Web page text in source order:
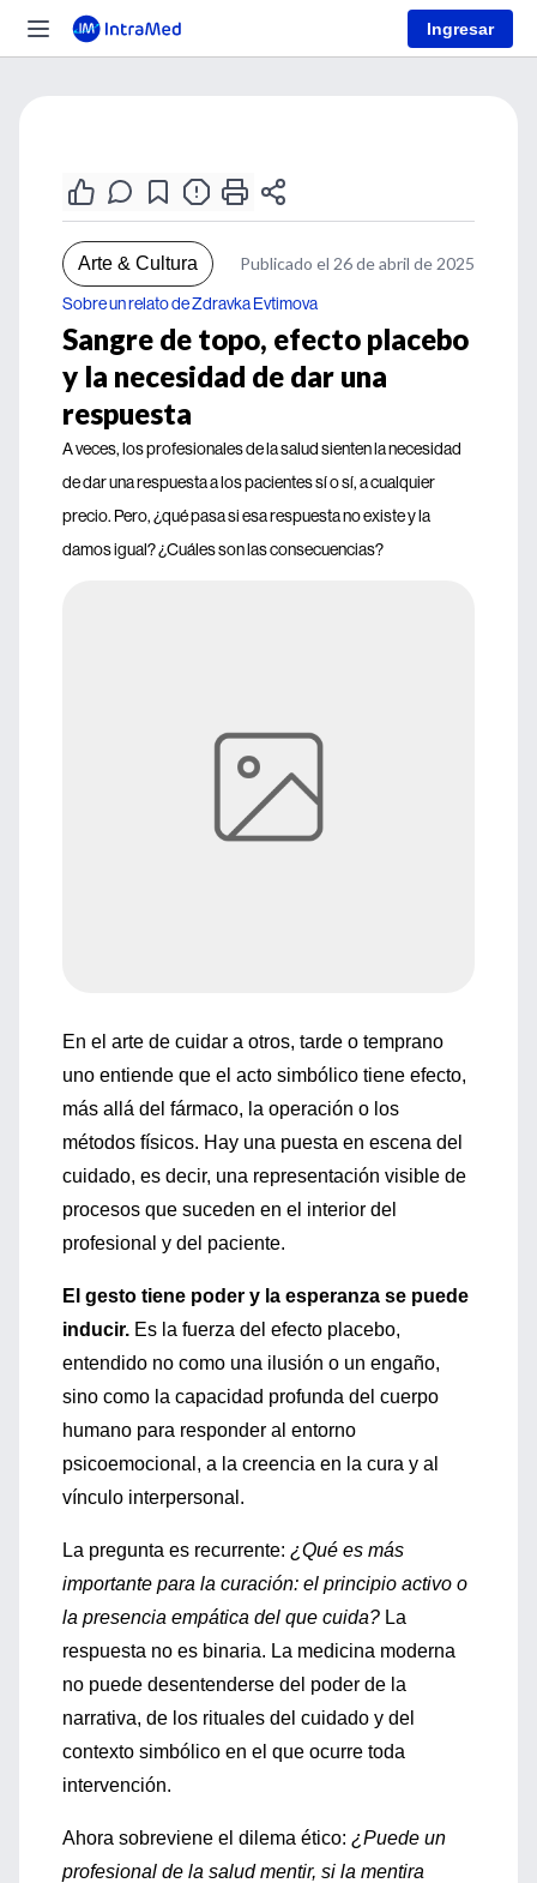
Ingresar
Arte & Cultura Publicado el 26 de abril de 2025
Sobre un relato de Zdravka Evtimova
Sangre de topo, efecto placebo
y la necesidad de dar una
respuesta
A veces, los profesionales de la salud sienten la necesidad
de dar una respuesta a los pacientes sí o sí, a cualquier
precio. Pero, ¿qué pasa si esa respuesta no existe y la
damos igual? ¿Cuáles son las consecuencias?
En el arte de cuidar a otros, tarde o temprano
uno entiende que el acto simbólico tiene efecto,
más allá del fármaco, la operación o los
métodos físicos. Hay una puesta en escena del
cuidado, es decir, una representación visible de
procesos que suceden en el interior del
profesional y del paciente.
El gesto tiene poder y la esperanza se puede
inducir. Es la fuerza del efecto placebo,
entendido no como una ilusión o un engaño,
sino como la capacidad profunda del cuerpo
humano para responder al entorno
psicoemocional, a la creencia en la cura y al
vínculo interpersonal.
La pregunta es recurrente: ¿Qué es más
importante para la curación: el principio activo o
la presencia empática del que cuida? La
respuesta no es binaria. La medicina moderna
no puede desentenderse del poder de la
narrativa, de los rituales del cuidado y del
contexto simbólico en el que ocurre toda
intervención.
Ahora sobreviene el dilema ético: ¿Puede un
profesional de la salud mentir, si la mentira